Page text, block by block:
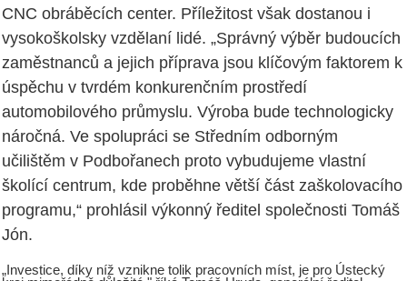
CNC obráběcích center. Příležitost však dostanou i
vysokoškolsky vzdělaní lidé. „Správný výběr budoucích
zaměstnanců a jejich příprava jsou klíčovým faktorem k
úspěchu v tvrdém konkurenčním prostředí
automobilového průmyslu. Výroba bude technologicky
náročná. Ve spolupráci se Středním odborným
učilištěm v Podbořanech proto vybudujeme vlastní
školící centrum, kde proběhne větší část zaškolovacího
programu,“ prohlásil výkonný ředitel společnosti Tomáš
Jón.
„Investice, díky níž vznikne tolik pracovních míst, je pro Ústecký